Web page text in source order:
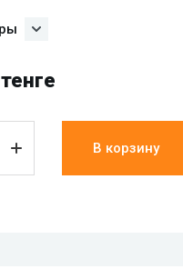
тенге
В корзину